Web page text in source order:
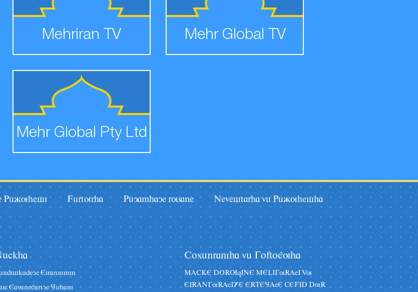
Mehriran TV Mehr Global TV
Mehr Global Pty Ltd
Pâãuhesi Fârturha Pâyamhaye ruzane Nevestarha vâ Pâãuhesha
Eiranzâmin
Eavanegariye Jâhani
Coxânraniha vâ Goftoguha
MACKE DORUqINE MELIGuRAeI Vu
EIRANGuRAeIYE ERTEJAeE CEFID DuR